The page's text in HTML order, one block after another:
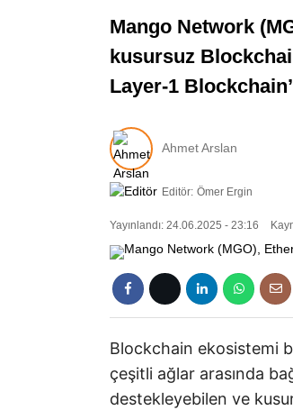
Mango Network
kusursuz
Layer-1
Ahmet Arslan
Editör: Ömer Ergin
Yayınlandı: 24.06.2025 - 23:16
Blockchain ekosistemi
çeşitli ağlar arasında
destekleyebilen ve